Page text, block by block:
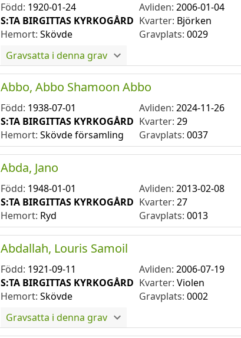
Född: 1920-01-24 Avliden:2006-01-04
S:TA BIRGITTAS KYRKOGÅRD Kvarter: Björken
Hemort: Skövde Gravplats:0029
Gravsatta i denna grav
Abbo, Abbo Shamoon Abbo
Född: 1938-07-01 Avliden:2024-11-26
S:TA BIRGITTAS KYRKOGÅRD Kvarter:29
Hemort: Skövde församling Gravplats:0037
Abda, Jano
Född: 1948-01-01 Avliden:2013-02-08
S:TA BIRGITTAS KYRKOGÅRD Kvarter:27
Hemort: Ryd Gravplats:0013
Abdallah, Louris Samoil
Född: 1921-09-11 Avliden:2006-07-19
S:TA BIRGITTAS KYRKOGÅRD Kvarter:Violen
Hemort: Skövde Gravplats:0002
Gravsatta i denna grav